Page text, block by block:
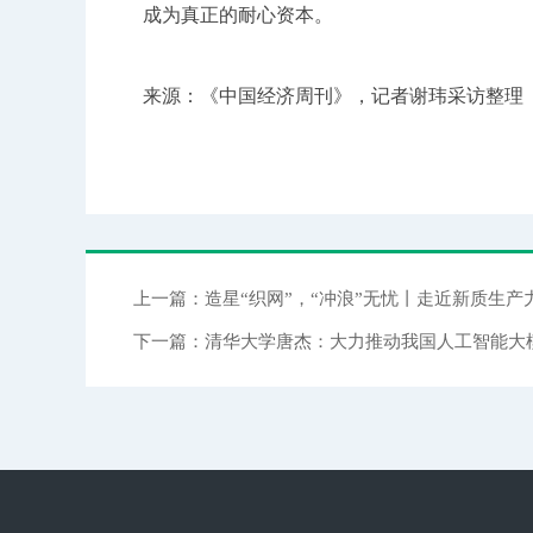
成为真正的耐心资本。
来源：《中国经济周刊》，记者谢玮采访整理
上一篇：造星“织网”，“冲浪”无忧丨走近新质生产
下一篇：清华大学唐杰：大力推动我国人工智能大